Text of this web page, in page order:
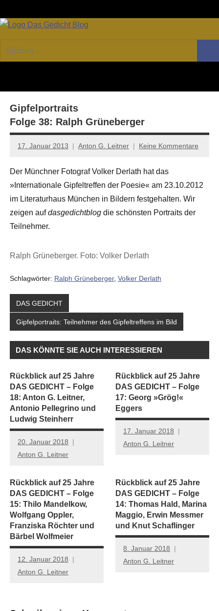
Inhalt
GEDICHT
Forum
von
Lyrik,
Essay
Suchen
nach:
Gipfelportraits
Folge 38: Ralph Grüneberger
17. Januar 2013 Anton G. Leitner Keine Kommentare
Der Münchner Fotograf Volker Derlath hat das
»Internationale Gipfeltreffen der Poesie« am 23.10.2012
im Literaturhaus München in Bildern festgehalten. Wir
zeigen aufdasgedichtblog die schönsten Portraits der
Teilnehmer.
Ralph Grüneberger. Foto: Volker Derlath
Schlagwörter: Ralph Grüneberger, Volker Derlath
DAS GEDICHT
Gipfelportraits: Teilnehmer des Gipfeltreffens im Bild
DAS KÖNNTE SIE AUCH INTERESSIEREN
Rückblick auf 25 Jahre
DAS GEDICHT – Folge
18: Anton G. Leitner,
Antonio Pellegrino und
Ludwig Steinherr
20. Januar 2018
Anton G. Leitner
Rückblick auf 25 Jahre
DAS GEDICHT – Folge
17: Georg »Grög!«
Eggers
17. Januar 2018
Anton G. Leitner
Rückblick auf 25 Jahre
DAS GEDICHT – Folge
15: Thilo Mandelkow,
Wolfgang Oppler,
Franziska Röchter und
Bärbel Wolfmeier
12. Januar 2018
Anton G. Leitner
Rückblick auf 25 Jahre
DAS GEDICHT – Folge
14: Thomas Hald, Marina
Maggio, Erwin Messmer
und Knut Schaflinger
8. Januar 2018
Anton G. Leitner